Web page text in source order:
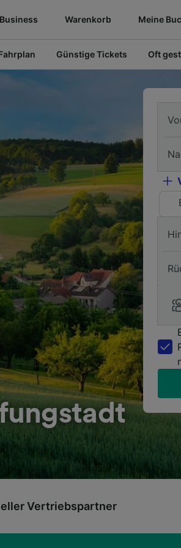
Business Warenkorb Meine
Günstige Tickets Oft
Vertriebspartner